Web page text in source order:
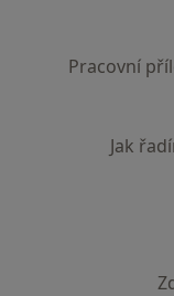
Pracovní
Jak